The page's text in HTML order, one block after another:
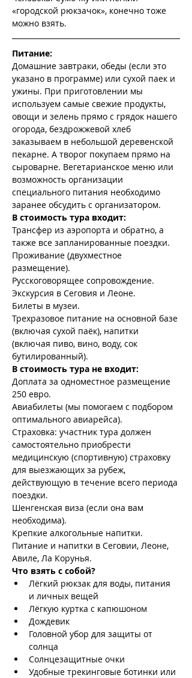
«городской рюкзачок», конечно тоже
можно взять.
Питание:
Домашние завтраки, обеды (если это
указано в программе) или сухой паек и
ужины. При приготовлении мы
используем самые свежие продукты,
овощи и зелень прямо с грядок нашего
огорода, бездрожжевой хлеб
заказываем в небольшой деревенской
пекарне. А творог покупаем прямо на
сыроварне. Вегетарианское меню или
возможность организации
специального питания необходимо
заранее обсудить с организатором.
В стоимость тура входит:
Трансфер из аэропорта и обратно, а
также все запланированные поездки.
Проживание (двухместное
размещение).
Русскоговорящее сопровождение.
Экскурсия в Сеговия и Леоне.
Билеты в музеи.
Трехразовое питание на основной базе
(включая сухой паёк), напитки
(включая пиво, вино, воду, сок
бутилированный).
В стоимость тура не входит:
Доплата за одноместное размещение
250 евро.
Авиабилеты (мы помогаем с подбором
оптимального авиарейса).
Страховка: участник тура должен
самостоятельно приобрести
медицинскую (спортивную) страховку
для выезжающих за рубеж,
действующую в течение всего периода
поездки.
Шенгенская виза (если она вам
необходима).
Крепкие алкогольные напитки.
Питание и напитки в Сеговии, Леоне,
Авиле, Ла Корунья.
Что взять с собой?
Лёгкий рюкзак для воды, питания
и личных вещей
Лёгкую куртка с капюшоном
Дождевик
Головной убор для защиты от
солнца
Солнцезащитные очки
Удобные трекинговые ботинки или